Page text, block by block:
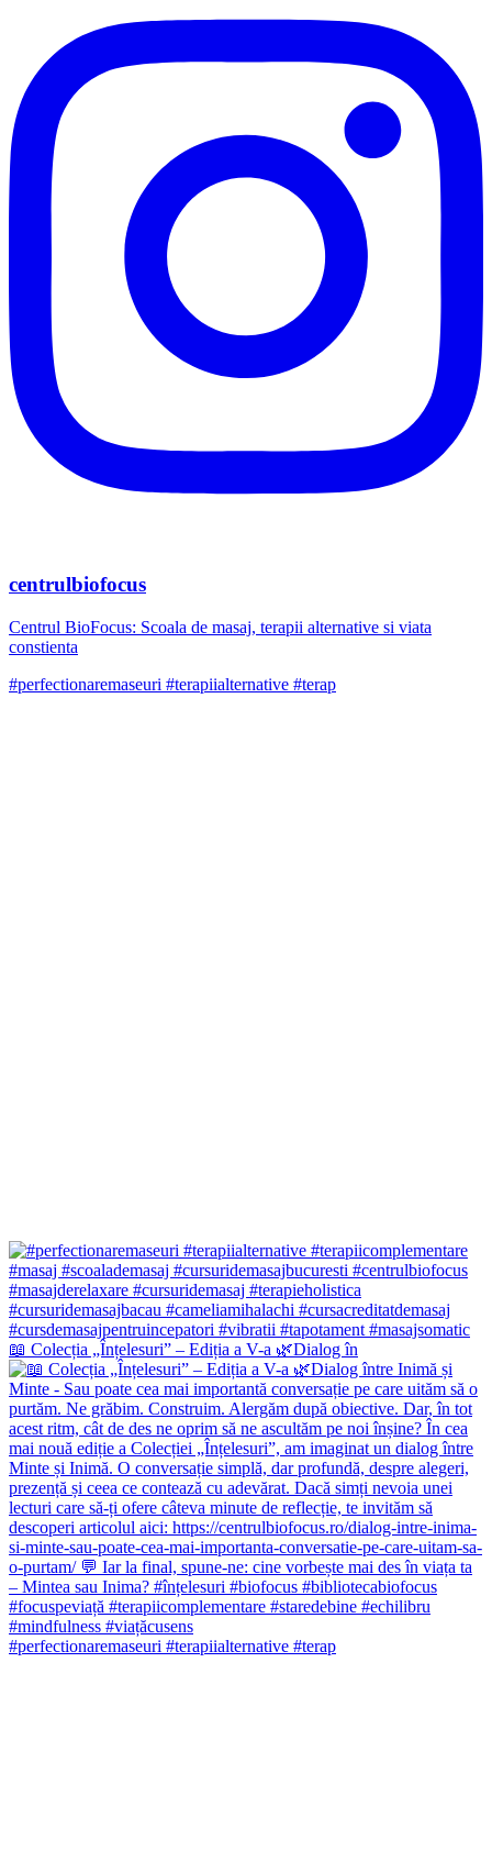
centrulbiofocus
Centrul BioFocus: Scoala de masaj, terapii alternative si viata
constienta
#perfectionaremaseuri #terapiialternative #terap
📖 Colecția „Înțelesuri” – Ediția a V-a 🌿Dialog în
#perfectionaremaseuri #terapiialternative #terap